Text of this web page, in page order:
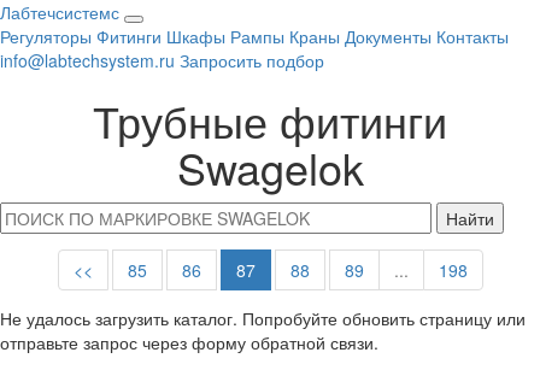
Лабтечсистемс
Открыть
меню
Регуляторы Фитинги Шкафы Рампы Краны Документы Контакты
info@labtechsystem.ru Запросить подбор
Трубные фитинги
Swagelok
Найти
<< 85 86 87 88 89 ...
198
Не удалось загрузить каталог. Попробуйте обновить страницу или
отправьте запрос через форму обратной связи.